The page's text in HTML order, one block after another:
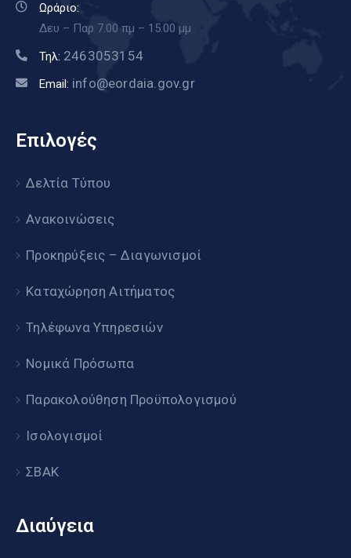
Ωράριο:
Δευ – Παρ 7.00 πμ – 15.00 μμ
Τηλ: 2463053154
Email: info@eordaia.gov.gr
Επιλογές
Δελτία Τύπου
Ανακοινώσεις
Προκηρύξεις – Διαγωνισμοί
Καταχώρηση Αιτήματος
Τηλέφωνα Υπηρεσιών
Νομικά Πρόσωπα
Παρακολούθηση Προϋπολογισμού
Ισολογισμοί
ΣΒΑΚ
Διαύγεια